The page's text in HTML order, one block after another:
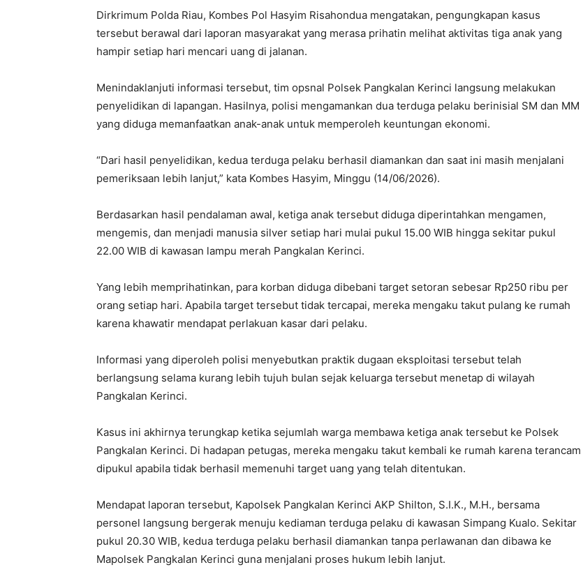
Dirkrimum Polda Riau, Kombes Pol Hasyim Risahondua mengatakan, pengungkapan kasus
tersebut berawal dari laporan masyarakat yang merasa prihatin melihat aktivitas tiga anak yang
hampir setiap hari mencari uang di jalanan.
Menindaklanjuti informasi tersebut, tim opsnal Polsek Pangkalan Kerinci langsung melakukan
penyelidikan di lapangan. Hasilnya, polisi mengamankan dua terduga pelaku berinisial SM dan MM
yang diduga memanfaatkan anak-anak untuk memperoleh keuntungan ekonomi.
“Dari hasil penyelidikan, kedua terduga pelaku berhasil diamankan dan saat ini masih menjalani
pemeriksaan lebih lanjut,” kata Kombes Hasyim, Minggu (14/06/2026).
Berdasarkan hasil pendalaman awal, ketiga anak tersebut diduga diperintahkan mengamen,
mengemis, dan menjadi manusia silver setiap hari mulai pukul 15.00 WIB hingga sekitar pukul
22.00 WIB di kawasan lampu merah Pangkalan Kerinci.
Yang lebih memprihatinkan, para korban diduga dibebani target setoran sebesar Rp250 ribu per
orang setiap hari. Apabila target tersebut tidak tercapai, mereka mengaku takut pulang ke rumah
karena khawatir mendapat perlakuan kasar dari pelaku.
Informasi yang diperoleh polisi menyebutkan praktik dugaan eksploitasi tersebut telah
berlangsung selama kurang lebih tujuh bulan sejak keluarga tersebut menetap di wilayah
Pangkalan Kerinci.
Kasus ini akhirnya terungkap ketika sejumlah warga membawa ketiga anak tersebut ke Polsek
Pangkalan Kerinci. Di hadapan petugas, mereka mengaku takut kembali ke rumah karena terancam
dipukul apabila tidak berhasil memenuhi target uang yang telah ditentukan.
Mendapat laporan tersebut, Kapolsek Pangkalan Kerinci AKP Shilton, S.I.K., M.H., bersama
personel langsung bergerak menuju kediaman terduga pelaku di kawasan Simpang Kualo. Sekitar
pukul 20.30 WIB, kedua terduga pelaku berhasil diamankan tanpa perlawanan dan dibawa ke
Mapolsek Pangkalan Kerinci guna menjalani proses hukum lebih lanjut.